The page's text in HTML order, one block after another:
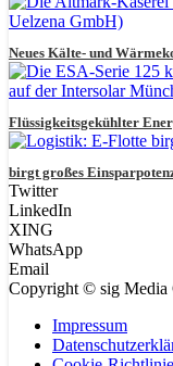
Neues Kälte- und
Flüssigkeitsgekühlter
birgt großes
Twitter
LinkedIn
XING
WhatsApp
Email
Copyright © sig Media
Impressum